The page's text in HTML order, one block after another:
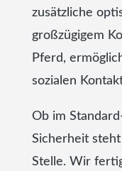
zusätzliche
großzügigem
Pferd,
sozialen
Ob im
Sicherheit
Stelle. Wir